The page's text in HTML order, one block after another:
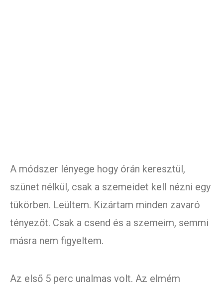
A módszer lényege hogy órán keresztül,
szünet nélkül, csak a szemeidet kell nézni egy
tükörben. Leültem. Kizártam minden zavaró
tényezőt. Csak a csend és a szemeim, semmi
másra nem figyeltem.
Az első 5 perc unalmas volt. Az elmém